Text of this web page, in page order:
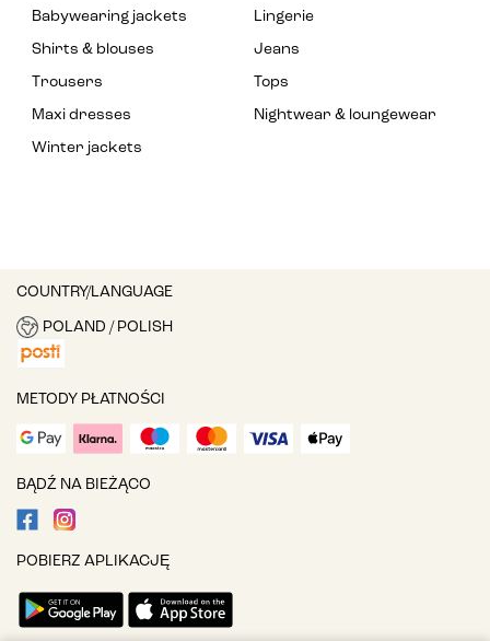
Babywearing jackets
Lingerie
Shirts & blouses
Jeans
Trousers
Tops
Maxi dresses
Nightwear & loungewear
Winter jackets
COUNTRY/LANGUAGE
POLAND / POLISH
METODY PŁATNOŚCI
BĄDŹ NA BIEŻĄCO
POBIERZ APLIKACJĘ